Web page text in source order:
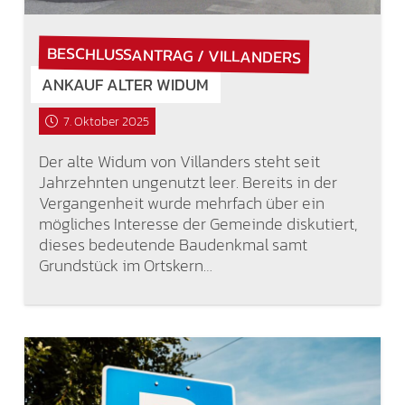
BESCHLUSSANTRAG / VILLANDERS
ANKAUF ALTER WIDUM
7. Oktober 2025
Der alte Widum von Villanders steht seit
Jahrzehnten ungenutzt leer. Bereits in der
Vergangenheit wurde mehrfach über ein
mögliches Interesse der Gemeinde diskutiert,
dieses bedeutende Baudenkmal samt
Grundstück im Ortskern…